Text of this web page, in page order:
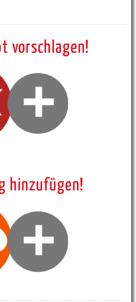
vorschlagen!
hinzufügen!